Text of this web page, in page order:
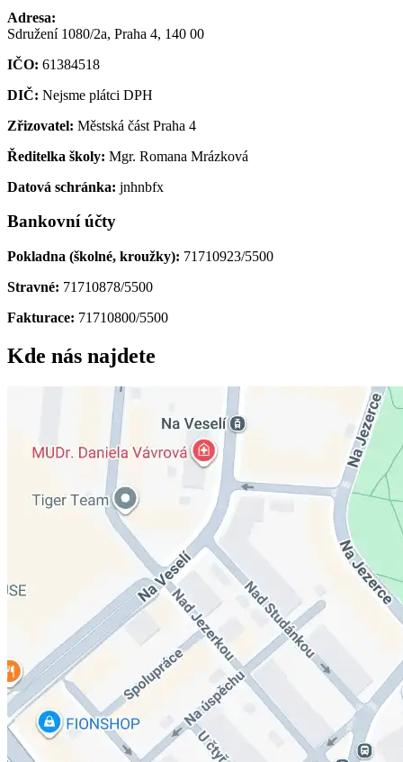
Adresa:
Sdružení 1080/2a, Praha 4, 140 00
IČO: 61384518
DIČ: Nejsme plátci DPH
Zřizovatel: Městská část Praha 4
Ředitelka školy: Mgr. Romana Mrázková
Datová schránka: jnhnbfx
Bankovní účty
Pokladna (školné, kroužky): 71710923/5500
Stravné: 71710878/5500
Fakturace: 71710800/5500
Kde nás najdete